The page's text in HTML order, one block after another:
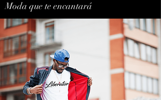
Moda que te encantará